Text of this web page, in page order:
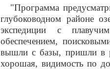
"Программа
глубоководном районе
экспедиции с
обеспечением,
вышли с базы, пришли в
хорошая, видимость по